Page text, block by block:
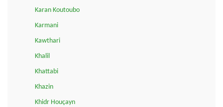
Karan Koutoubo
Karmani
Kawthari
Khalil
Khattabi
Khazin
Khidr Houçayn